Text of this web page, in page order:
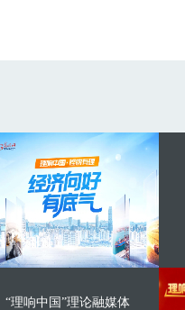
“理响中国”理论融媒体